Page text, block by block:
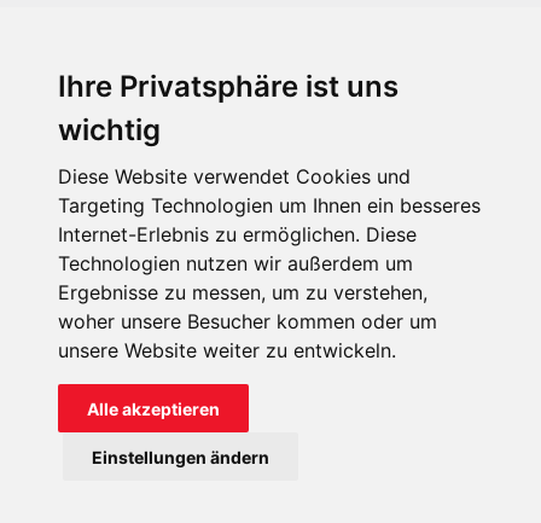
Ihre Privatsphäre ist uns
wichtig
Diese Website verwendet Cookies und
Targeting Technologien um Ihnen ein besseres
Internet-Erlebnis zu ermöglichen. Diese
Technologien nutzen wir außerdem um
Ergebnisse zu messen, um zu verstehen,
woher unsere Besucher kommen oder um
unsere Website weiter zu entwickeln.
Alle akzeptieren
Einstellungen ändern
KIRCHE IN NOT - Österreich
kin@kircheinnot.at
KIN weltweit
Impressum Datenschutz